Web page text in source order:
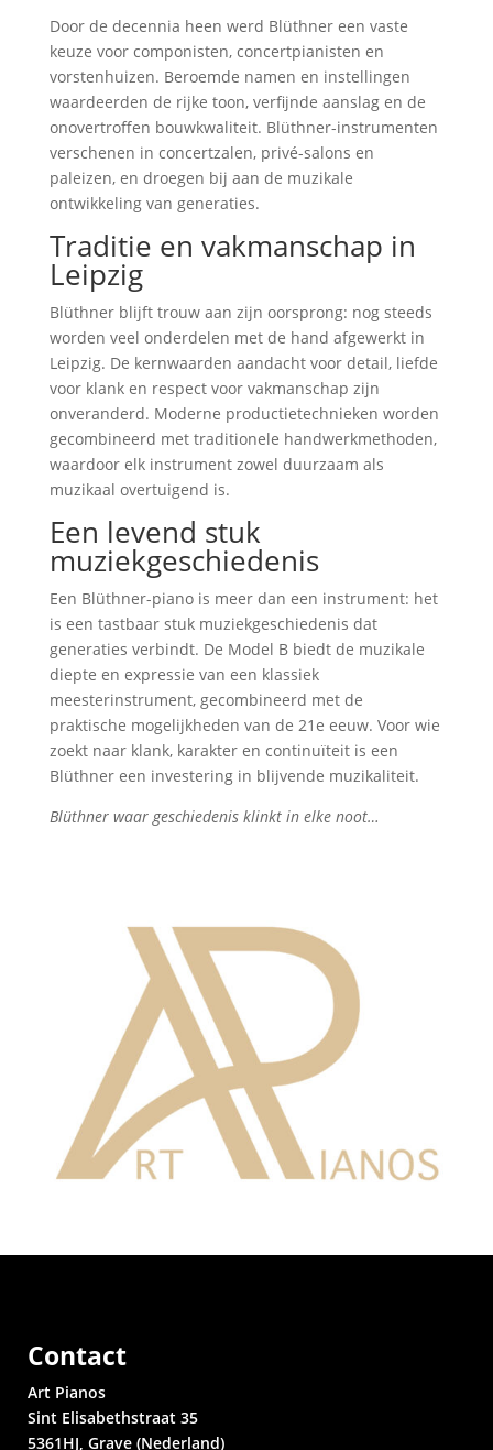
Door de decennia heen werd Blüthner een vaste
keuze voor componisten, concertpianisten en
vorstenhuizen. Beroemde namen en instellingen
waardeerden de rijke toon, verfijnde aanslag en de
onovertroffen bouwkwaliteit. Blüthner-instrumenten
verschenen in concertzalen, privé-salons en
paleizen, en droegen bij aan de muzikale
ontwikkeling van generaties.
Traditie en vakmanschap in
Leipzig
Blüthner blijft trouw aan zijn oorsprong: nog steeds
worden veel onderdelen met de hand afgewerkt in
Leipzig. De kernwaarden aandacht voor detail, liefde
voor klank en respect voor vakmanschap zijn
onveranderd. Moderne productietechnieken worden
gecombineerd met traditionele handwerkmethoden,
waardoor elk instrument zowel duurzaam als
muzikaal overtuigend is.
Een levend stuk
muziekgeschiedenis
Een Blüthner-piano is meer dan een instrument: het
is een tastbaar stuk muziekgeschiedenis dat
generaties verbindt. De Model B biedt de muzikale
diepte en expressie van een klassiek
meesterinstrument, gecombineerd met de
praktische mogelijkheden van de 21e eeuw. Voor wie
zoekt naar klank, karakter en continuïteit is een
Blüthner een investering in blijvende muzikaliteit.
Blüthner waar geschiedenis klinkt in elke noot…
Contact
Art Pianos
Sint Elisabethstraat 35
5361HJ, Grave (Nederland)